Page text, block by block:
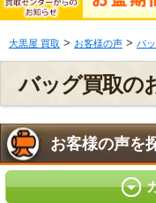
大黒屋 買取 > お客様の声 > バ
バッグ買取の
お客様の声を